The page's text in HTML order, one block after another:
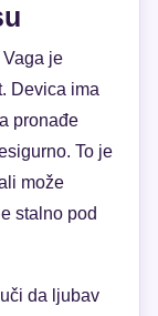
je
Devica ima
pronađe
To je
može
stalno pod
da ljubav